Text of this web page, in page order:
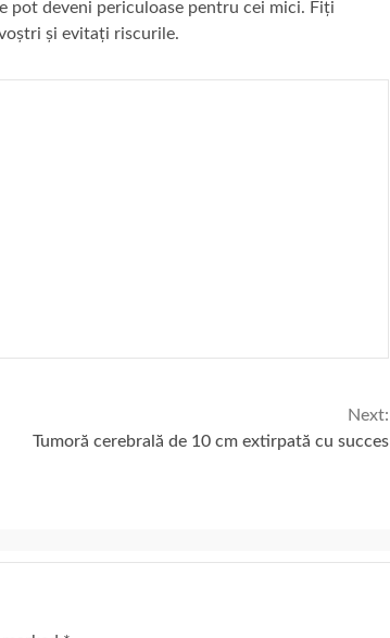
pot deveni periculoase pentru cei mici. Fiți
și evitați riscurile.
Next:
Tumoră cerebrală de 10 cm extirpată cu succes